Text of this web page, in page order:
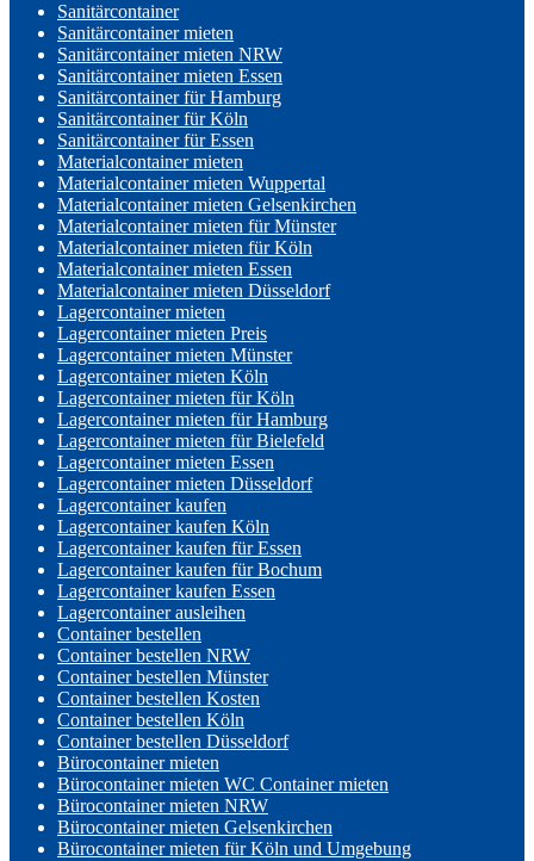
Sanitärcontainer
Sanitärcontainer mieten
Sanitärcontainer mieten NRW
Sanitärcontainer mieten Essen
Sanitärcontainer für Hamburg
Sanitärcontainer für Köln
Sanitärcontainer für Essen
Materialcontainer mieten
Materialcontainer mieten Wuppertal
Materialcontainer mieten Gelsenkirchen
Materialcontainer mieten für Münster
Materialcontainer mieten für Köln
Materialcontainer mieten Essen
Materialcontainer mieten Düsseldorf
Lagercontainer mieten
Lagercontainer mieten Preis
Lagercontainer mieten Münster
Lagercontainer mieten Köln
Lagercontainer mieten für Köln
Lagercontainer mieten für Hamburg
Lagercontainer mieten für Bielefeld
Lagercontainer mieten Essen
Lagercontainer mieten Düsseldorf
Lagercontainer kaufen
Lagercontainer kaufen Köln
Lagercontainer kaufen für Essen
Lagercontainer kaufen für Bochum
Lagercontainer kaufen Essen
Lagercontainer ausleihen
Container bestellen
Container bestellen NRW
Container bestellen Münster
Container bestellen Kosten
Container bestellen Köln
Container bestellen Düsseldorf
Bürocontainer mieten
Bürocontainer mieten WC Container mieten
Bürocontainer mieten NRW
Bürocontainer mieten Gelsenkirchen
Bürocontainer mieten für Köln und Umgebung